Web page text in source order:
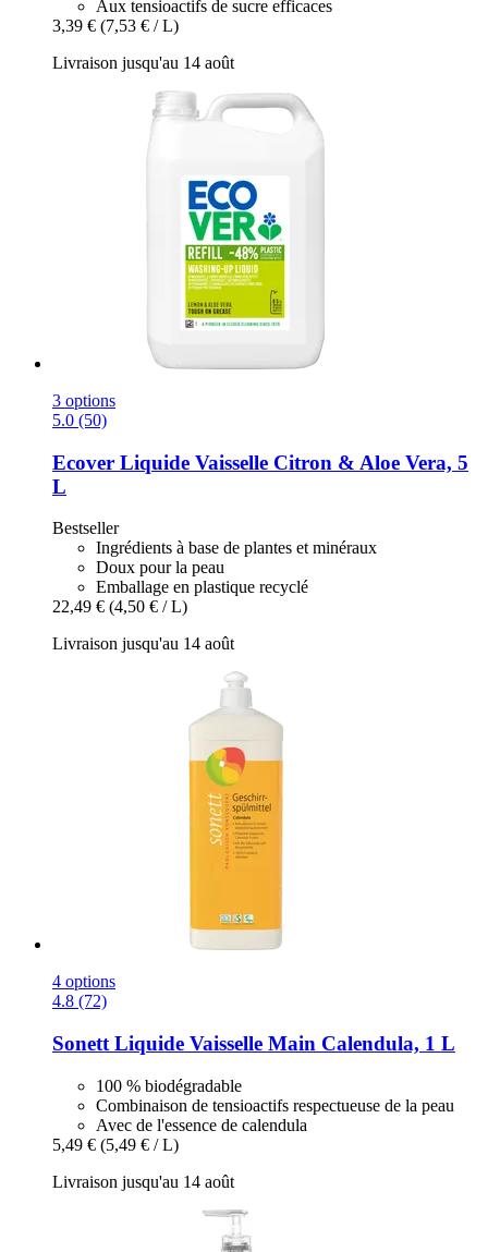
Aux tensioactifs de sucre efficaces
3,39 € (7,53 € / L)
Livraison jusqu'au 14 août
3 options
5.0 (50)
Ecover Liquide Vaisselle Citron & Aloe Vera, 5
L
Bestseller
Ingrédients à base de plantes et minéraux
Doux pour la peau
Emballage en plastique recyclé
22,49 € (4,50 € / L)
Livraison jusqu'au 14 août
4 options
4.8 (72)
Sonett Liquide Vaisselle Main Calendula, 1 L
100 % biodégradable
Combinaison de tensioactifs respectueuse de la peau
Avec de l'essence de calendula
5,49 € (5,49 € / L)
Livraison jusqu'au 14 août